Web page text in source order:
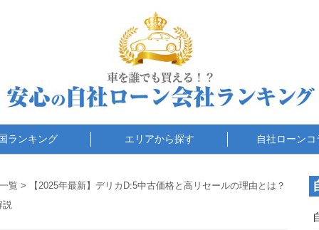
ランキング エリアから探す 自社ローンコ
覧 >
【2025年最新】デリカD:5中古価格と高リセールの理由とは？
説